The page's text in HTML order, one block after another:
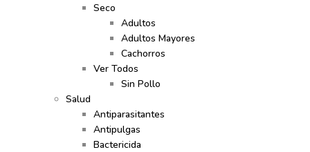
Seco
Adultos
Adultos Mayores
Cachorros
Ver Todos
Sin Pollo
Salud
Antiparasitantes
Antipulgas
Bactericida